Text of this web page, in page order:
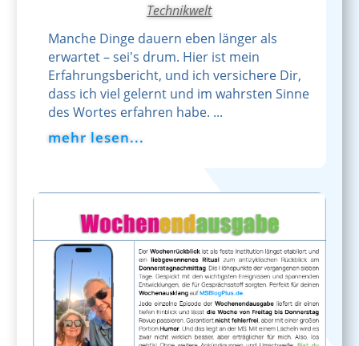
Technikwelt
Manche Dinge dauern eben länger als
erwartet – sei's drum. Hier ist mein
Erfahrungsbericht, und ich versichere Dir,
dass ich viel gelernt und im wahrsten Sinne
des Wortes erfahren habe. ...
mehr lesen...